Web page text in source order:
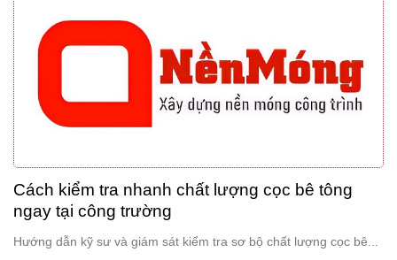
Cách kiểm tra nhanh chất lượng cọc bê tông
ngay tại công trường
Hướng dẫn kỹ sư và giám sát kiểm tra sơ bộ chất lượng cọc bê...